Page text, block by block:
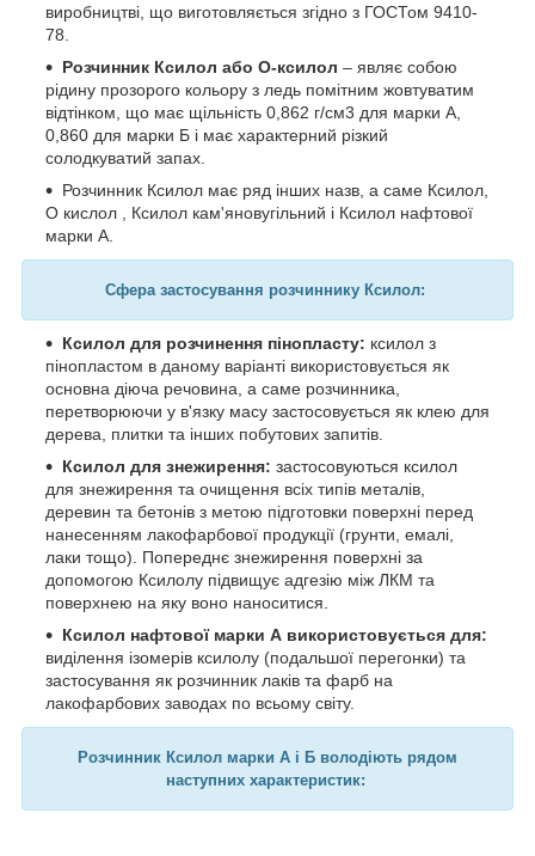
виробництві, що виготовляється згідно з ГОСТом 9410-
78.
Розчинник Ксилол або О-ксилол – являє собою
рідину прозорого кольору з ледь помітним жовтуватим
відтінком, що має щільність 0,862 г/см3 для марки А,
0,860 для марки Б і має характерний різкий
солодкуватий запах.
Розчинник Ксилол має ряд інших назв, а саме Ксилол,
О кислол , Ксилол кам'яновугільний і Ксилол нафтової
марки А.
Сфера застосування розчиннику Ксилол:
Ксилол для розчинення пінопласту: ксилол з
пінопластом в даному варіанті використовується як
основна діюча речовина, а саме розчинника,
перетворюючи у в'язку масу застосовується як клею для
дерева, плитки та інших побутових запитів.
Ксилол для знежирення: застосовуються ксилол
для знежирення та очищення всіх типів металів,
деревин та бетонів з метою підготовки поверхні перед
нанесенням лакофарбової продукції (грунти, емалі,
лаки тощо). Попереднє знежирення поверхні за
допомогою Ксилолу підвищує адгезію між ЛКМ та
поверхнею на яку воно наноситися.
Ксилол нафтової марки А використовується для:
виділення ізомерів ксилолу (подальшої перегонки) та
застосування як розчинник лаків та фарб на
лакофарбових заводах по всьому світу.
Розчинник Ксилол марки А і Б володіють рядом
наступних характеристик: